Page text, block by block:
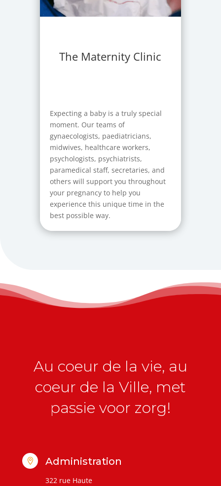
The Maternity Clinic
Expecting a baby is a truly special
moment. Our teams of
gynaecologists, paediatricians,
midwives, healthcare workers,
psychologists, psychiatrists,
paramedical staff, secretaries, and
others will support you throughout
your pregnancy to help you
experience this unique time in the
best possible way.
Au coeur de la vie, au
coeur de la Ville, met
passie voor zorg!
 Administration
322 rue Haute